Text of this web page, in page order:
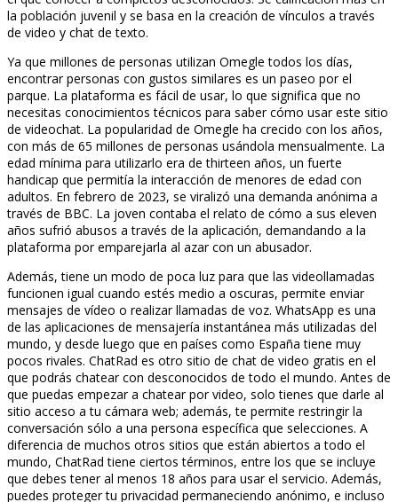
la población juvenil y se basa en la creación de vínculos a través
de video y chat de texto.
Ya que millones de personas utilizan Omegle todos los días,
encontrar personas con gustos similares es un paseo por el
parque. La plataforma es fácil de usar, lo que significa que no
necesitas conocimientos técnicos para saber cómo usar este sitio
de videochat. La popularidad de Omegle ha crecido con los años,
con más de 65 millones de personas usándola mensualmente. La
edad mínima para utilizarlo era de thirteen años, un fuerte
handicap que permitía la interacción de menores de edad con
adultos. En febrero de 2023, se viralizó una demanda anónima a
través de BBC. La joven contaba el relato de cómo a sus eleven
años sufrió abusos a través de la aplicación, demandando a la
plataforma por emparejarla al azar con un abusador.
Además, tiene un modo de poca luz para que las videollamadas
funcionen igual cuando estés medio a oscuras, permite enviar
mensajes de vídeo o realizar llamadas de voz. WhatsApp es una
de las aplicaciones de mensajería instantánea más utilizadas del
mundo, y desde luego que en países como España tiene muy
pocos rivales. ChatRad es otro sitio de chat de video gratis en el
que podrás chatear con desconocidos de todo el mundo. Antes de
que puedas empezar a chatear por video, solo tienes que darle al
sitio acceso a tu cámara web; además, te permite restringir la
conversación sólo a una persona específica que selecciones. A
diferencia de muchos otros sitios que están abiertos a todo el
mundo, ChatRad tiene ciertos términos, entre los que se incluye
que debes tener al menos 18 años para usar el servicio. Además,
puedes proteger tu privacidad permaneciendo anónimo, e incluso